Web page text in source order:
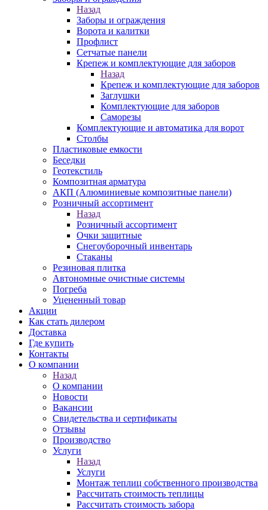
Назад
Заборы и ограждения
Ворота и калитки
Профлист
Сетчатые панели
Крепеж и комплектующие для заборов
Назад
Крепеж и комплектующие для заборов
Заглушки
Комплектующие для заборов
Саморезы
Комплектующие и автоматика для ворот
Столбы
Пластиковые емкости
Беседки
Геотекстиль
Композитная арматура
АКП (Алюминиевые композитные панели)
Розничный ассортимент
Назад
Розничный ассортимент
Очки защитные
Снегоуборочный инвентарь
Стаканы
Резиновая плитка
Автономные очистные системы
Погреба
Уцененный товар
Акции
Как стать дилером
Доставка
Где купить
Контакты
О компании
Назад
О компании
Новости
Вакансии
Свидетельства и сертификаты
Отзывы
Производство
Услуги
Назад
Услуги
Монтаж теплиц собственного производства
Рассчитать стоимость теплицы
Рассчитать стоимость забора